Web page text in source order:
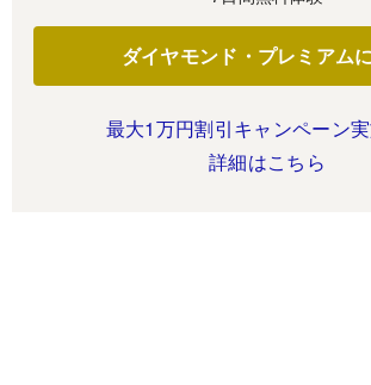
ダイヤモンド・プレミアム
最大1万円割引キャンペーン実
詳細はこちら